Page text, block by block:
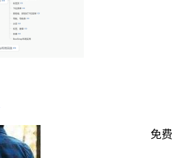
免费